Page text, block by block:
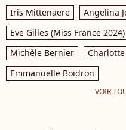
Iris Mittenaere
Angelina
Eve Gilles (Miss France 2024)
Michèle Bernier
Emmanuelle Boidron
VOIR